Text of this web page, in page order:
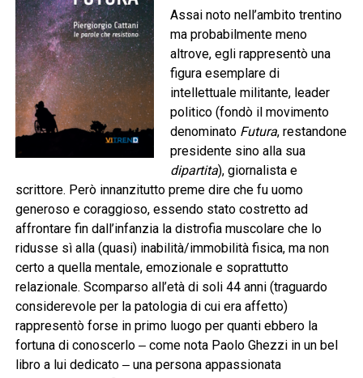
Assai noto nell’ambito trentino
ma probabilmente meno
altrove, egli rappresentò una
figura esemplare di
intellettuale militante, leader
politico (fondò il movimento
denominato Futura, restandone
presidente sino alla sua
dipartita), giornalista e
scrittore. Però innanzitutto preme dire che fu uomo
generoso e coraggioso, essendo stato costretto ad
affrontare fin dall’infanzia la distrofia muscolare che lo
ridusse sì alla (quasi) inabilità/immobilità fisica, ma non
certo a quella mentale, emozionale e soprattutto
relazionale. Scomparso all’età di soli 44 anni (traguardo
considerevole per la patologia di cui era affetto)
rappresentò forse in primo luogo per quanti ebbero la
fortuna di conoscerlo ‒ come nota Paolo Ghezzi in un bel
libro a lui dedicato ‒ una persona appassionata